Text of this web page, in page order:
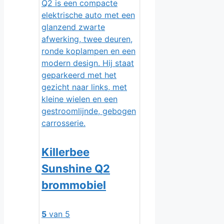
Killerbee
Sunshine Q2
brommobiel
5 van 5